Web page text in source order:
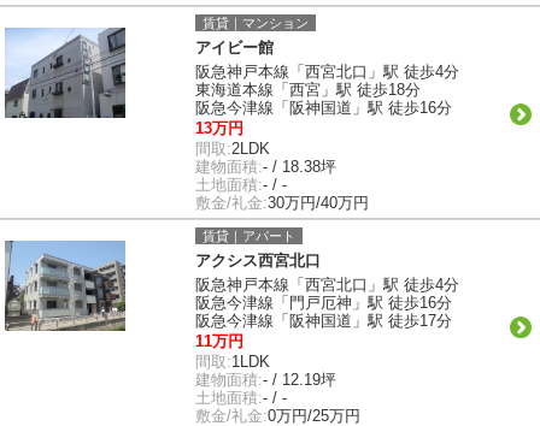
賃貸｜マンション
アイビー館
阪急神戸本線「西宮北口」駅 徒歩4分
東海道本線「西宮」駅 徒歩18分
阪急今津線「阪神国道」駅 徒歩16分
13万円
間取:2LDK
建物面積:- / 18.38坪
土地面積:- / -
敷金/礼金:30万円/40万円
賃貸｜アパート
アクシス西宮北口
阪急神戸本線「西宮北口」駅 徒歩4分
阪急今津線「門戸厄神」駅 徒歩16分
阪急今津線「阪神国道」駅 徒歩17分
11万円
間取:1LDK
建物面積:- / 12.19坪
土地面積:- / -
敷金/礼金:0万円/25万円